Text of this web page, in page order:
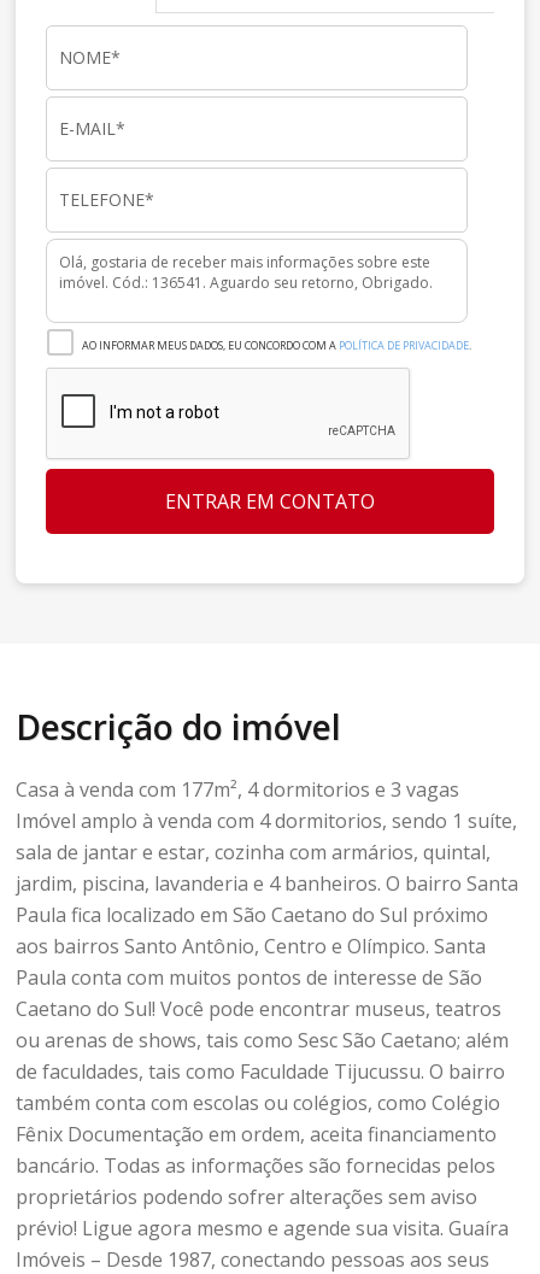
AO INFORMAR MEUS DADOS, EU CONCORDO COM A POLÍTICA DE PRIVACIDADE.
ENTRAR EM CONTATO
Descrição do imóvel
Casa à venda com 177m², 4 dormitorios e 3 vagas
Imóvel amplo à venda com 4 dormitorios, sendo 1 suíte,
sala de jantar e estar, cozinha com armários, quintal,
jardim, piscina, lavanderia e 4 banheiros. O bairro Santa
Paula fica localizado em São Caetano do Sul próximo
aos bairros Santo Antônio, Centro e Olímpico. Santa
Paula conta com muitos pontos de interesse de São
Caetano do Sul! Você pode encontrar museus, teatros
ou arenas de shows, tais como Sesc São Caetano; além
de faculdades, tais como Faculdade Tijucussu. O bairro
também conta com escolas ou colégios, como Colégio
Fênix Documentação em ordem, aceita financiamento
bancário. Todas as informações são fornecidas pelos
proprietários podendo sofrer alterações sem aviso
prévio! Ligue agora mesmo e agende sua visita. Guaíra
Imóveis – Desde 1987, conectando pessoas aos seus